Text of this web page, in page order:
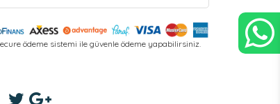
ödeme sistemi ile güvenle ödeme yapabilirsiniz.